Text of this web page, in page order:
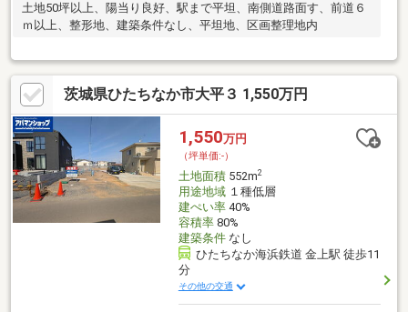
土地50坪以上、陽当り良好、駅まで平坦、南側道路面す、前道６
ｍ以上、整形地、建築条件なし、平坦地、区画整理地内
茨城県ひたちなか市大平３ 1,550万円
1,550万円
（坪単価:-）
土地面積552m2
用途地域１種低層
建ぺい率40%
容積率80%
建築条件なし
ひたちなか海浜鉄道 金上駅 徒歩11
分
その他の交通